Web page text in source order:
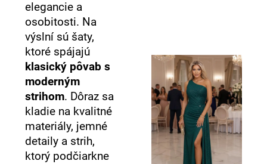
elegancie a
osobitosti. Na
výslní sú šaty,
ktoré spájajú
klasický pôvab s
moderným
strihom. Dôraz sa
kladie na kvalitné
materiály, jemné
detaily a strih,
ktorý podčiarkne